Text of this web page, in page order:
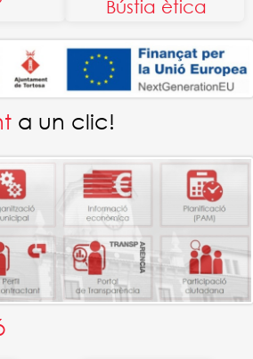
Bústia ètica
a un clic!